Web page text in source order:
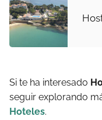
Si te ha interesado
seguir explorando
Hoteles.